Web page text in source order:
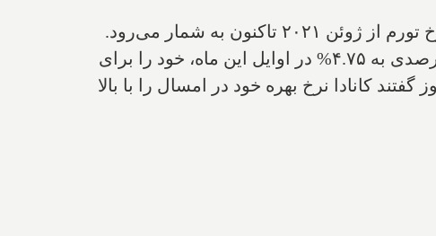
این کاهش احتمالاً خبری خوشایند برای بانک مرکزی کانادا است، که پس از افزایش یک چهارم درصدی به ۴.۷۵% در اوایل این ماه، خود را برای
دیروز گفتند کانادا نرخ بهره خود در امسال را با بالا